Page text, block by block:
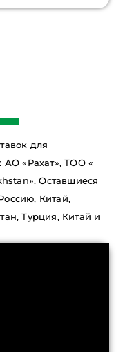
для
АО «Рахат», ТОО «
Оставшиеся
Китай,
Турция, Китай и